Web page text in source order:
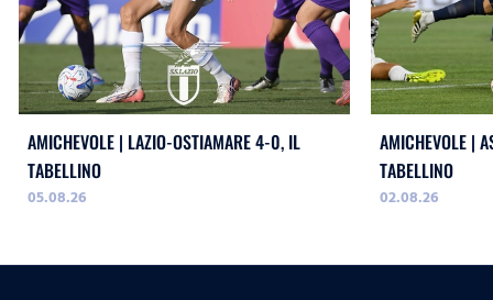
AMICHEVOLE | LAZIO-OSTIAMARE 4-0, IL
TABELLINO
05.08.26
AMICHEVOLE |
TABELLINO
02.08.26